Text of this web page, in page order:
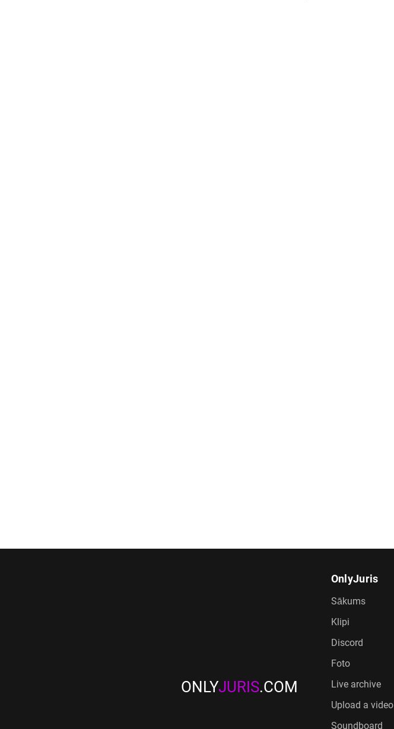
ONLYJURIS.COM
OnlyJuris
Sākums
Klipi
Discord
Foto
Live archive
Upload a video
Soundboard